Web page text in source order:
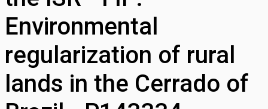
Environmental
regularization of rural
lands in the Cerrado of